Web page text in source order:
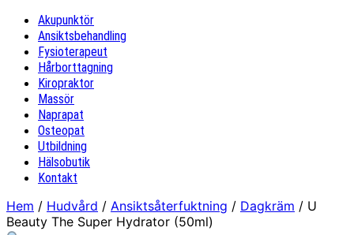
Akupunktör
Ansiktsbehandling
Fysioterapeut
Hårborttagning
Kiropraktor
Massör
Naprapat
Osteopat
Utbildning
Hälsobutik
Kontakt
Hem / Hudvård / Ansiktsåterfuktning / Dagkräm / U
Beauty The Super Hydrator (50ml)